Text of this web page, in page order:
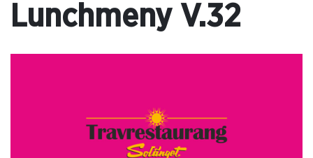
Lunchmeny V.32